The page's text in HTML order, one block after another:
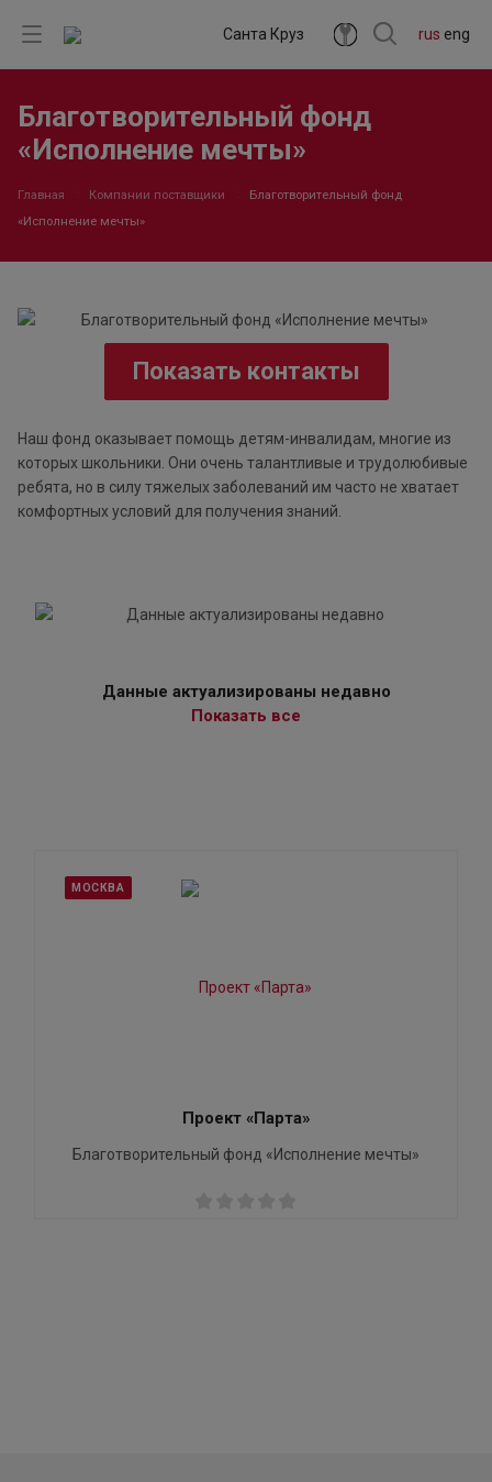
rus eng
Санта Круз
Благотворительный фонд
«Исполнение мечты»
Главная Компании поставщики
Благотворительный фонд
«Исполнение мечты»
Показать контакты
Наш фонд оказывает помощь детям-инвалидам, многие из
которых школьники. Они очень талантливые и трудолюбивые
ребята, но в силу тяжелых заболеваний им часто не хватает
комфортных условий для получения знаний.
Данные актуализированы недавно
Показать все
МОСКВА
Проект «Парта»
Благотворительный фонд «Исполнение мечты»